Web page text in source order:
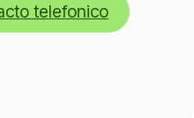
telefonico